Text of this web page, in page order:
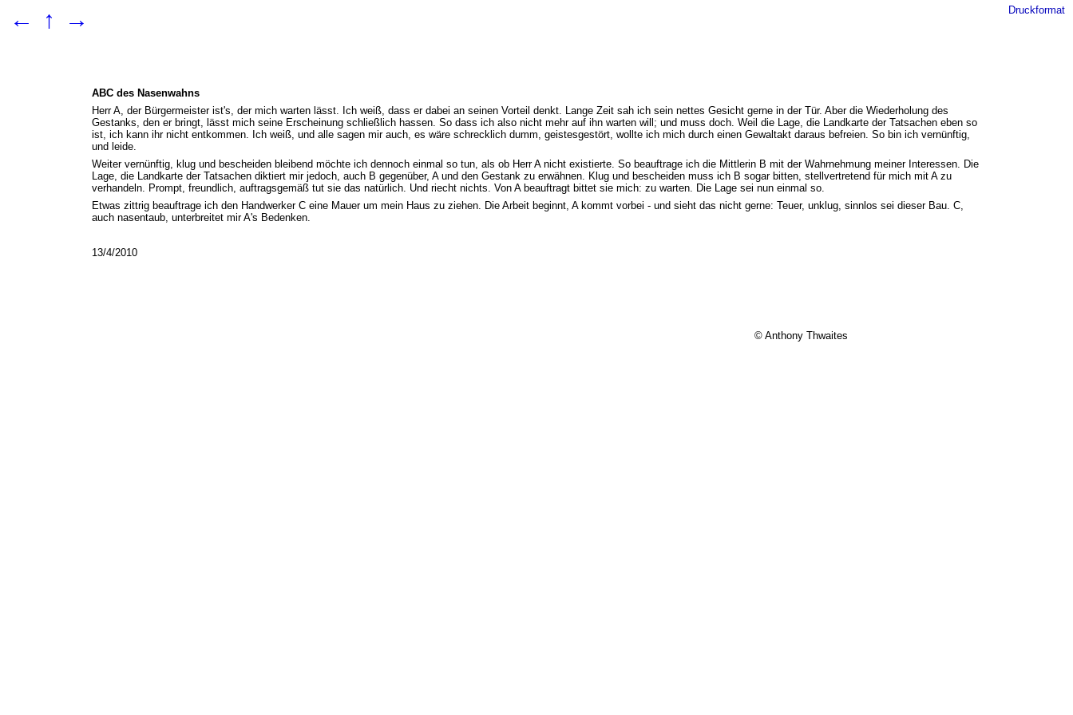
← ↑ → Druckformat
ABC des Nasenwahns
Herr A, der Bürgermeister ist's, der mich warten lässt. Ich weiß, dass er dabei an seinen Vorteil denkt. Lange Zeit sah ich sein nettes Gesicht gerne in der Tür. Aber die Wiederholung des
Gestanks, den er bringt, lässt mich seine Erscheinung schließlich hassen. So dass ich also nicht mehr auf ihn warten will; und muss doch. Weil die Lage, die Landkarte der Tatsachen eben so
ist, ich kann ihr nicht entkommen. Ich weiß, und alle sagen mir auch, es wäre schrecklich dumm, geistesgestört, wollte ich mich durch einen Gewaltakt daraus befreien. So bin ich vernünftig,
und leide.
Weiter vernünftig, klug und bescheiden bleibend möchte ich dennoch einmal so tun, als ob Herr A nicht existierte. So beauftrage ich die Mittlerin B mit der Wahrnehmung meiner Interessen. Die
Lage, die Landkarte der Tatsachen diktiert mir jedoch, auch B gegenüber, A und den Gestank zu erwähnen. Klug und bescheiden muss ich B sogar bitten, stellvertretend für mich mit A zu
verhandeln. Prompt, freundlich, auftragsgemäß tut sie das natürlich. Und riecht nichts. Von A beauftragt bittet sie mich: zu warten. Die Lage sei nun einmal so.
Etwas zittrig beauftrage ich den Handwerker C eine Mauer um mein Haus zu ziehen. Die Arbeit beginnt, A kommt vorbei - und sieht das nicht gerne: Teuer, unklug, sinnlos sei dieser Bau. C,
auch nasentaub, unterbreitet mir A's Bedenken.
13/4/2010
© Anthony Thwaites